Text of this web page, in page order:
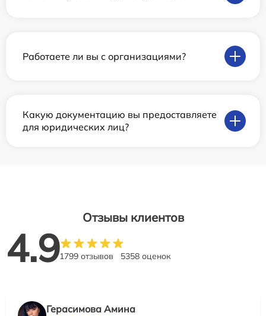
Работаете ли вы с организациями?
Какую документацию вы предоставляете
для юридических лиц?
Отзывы клиентов
4.91799 отзывов 5358 оценок
Герасимова Амина